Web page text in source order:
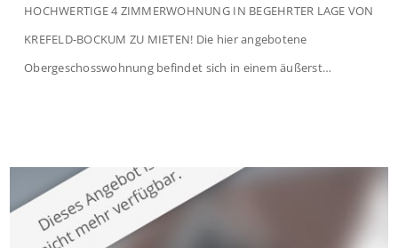
HOCHWERTIGE 4 ZIMMERWOHNUNG IN BEGEHRTER LAGE VON
KREFELD-BOCKUM ZU MIETEN! Die hier angebotene
Obergeschosswohnung befindet sich in einem äußerst
großzügige Räume und eine hochwertige Ausstattung, die
modernen Wohnkomfort mit einem stilvollen Ambiente
verbindet. Der […]